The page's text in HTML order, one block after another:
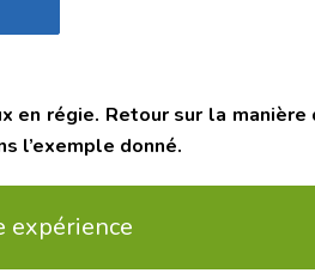
en régie. Retour sur la
l’exemple donné.
expérience